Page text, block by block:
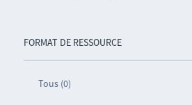
FORMAT DE RESSOURCE
Tous (0)